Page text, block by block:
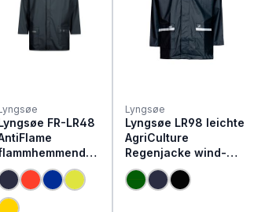
FR-LR48
Regen Jacke
Lyngsøe
Lyngsøe LR98 leichte
AgriCulture
Regenjacke wind-
und wasserdicht